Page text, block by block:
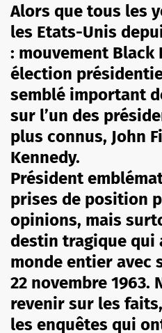
Alors que tous les
les Etats-Unis
: mouvement Black
élection
semblé important
sur l’un des
plus connus, John
Kennedy.
Président
prises de position
opinions, mais
destin tragique qui
monde entier avec
22 novembre 1963.
revenir sur les
les enquêtes qui